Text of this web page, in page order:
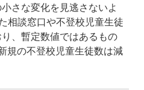
さな変化を見逃さないよ
相談窓口や不登校児童生徒
、暫定数値ではあるもの
規の不登校児童生徒数は減